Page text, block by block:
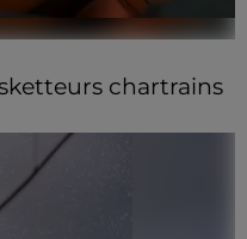
chartrains